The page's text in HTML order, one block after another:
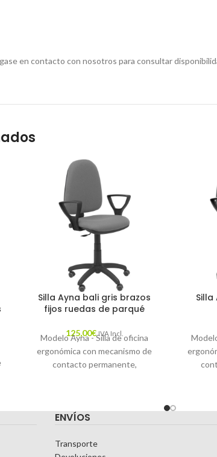
en contacto con nosotros para consultar
Silla Ayna bali gris brazos
fijos ruedas de parqué
125,00€ IVA Incl.
Modelo Ayna - Silla de oficina
ergonómica con mecanismo de
contacto permanente,
gris (BRAZOS FIJOS
ENVÍOS
Transporte